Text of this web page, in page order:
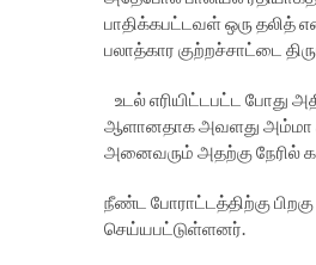
பாதிக்கபட்டவள் ஒரு தலித்
பலாத்கார குற்றச்சாட்டை
உடல் எரியிட்டபட்ட போது
ஆளானதாக அவளது அம்மா
அனைவரும் அதற்கு நேரில்
நீண்ட போராட்டத்திற்கு
செய்யபட்டுள்ளனர்.